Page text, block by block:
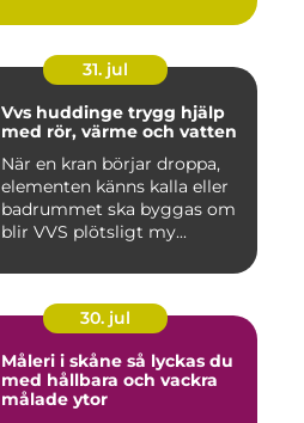
31. jul
Vvs huddinge trygg hjälp
med rör, värme och vatten
När en kran börjar droppa,
elementen känns kalla eller
badrummet ska byggas om
blir VVS plötsligt my...
30. jul
Måleri i skåne så lyckas du
med hållbara och vackra
målade ytor